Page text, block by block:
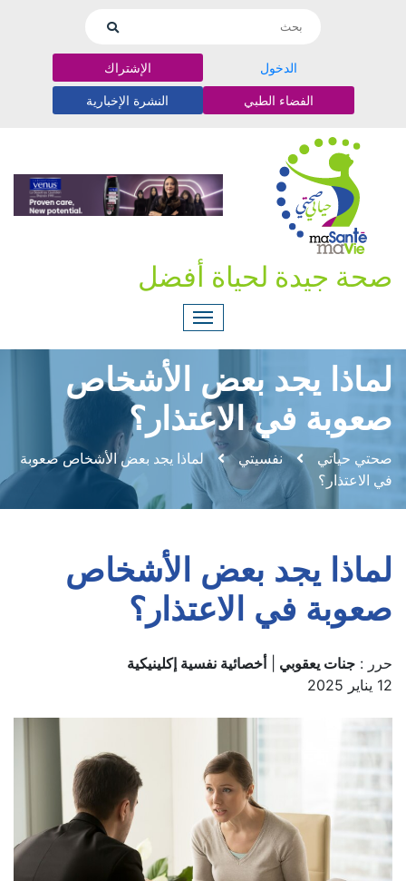
الدخول الإشتراك
الفضاء الطبي النشرة الإخبارية
صحة جيدة لحياة أفضل
لماذا يجد بعض الأشخاص
صعوبة في الاعتذار؟
صحتي حياتي نفسيتي
لماذا يجد بعض الأشخاص صعوبة
في الاعتذار؟
لماذا يجد بعض الأشخاص
صعوبة في الاعتذار؟
حرر : جنات يعقوبي |أخصائية نفسية إكلينيكية
12 يناير 2025